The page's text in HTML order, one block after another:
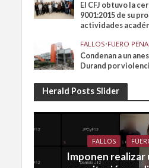
El CFJ obtuvo la
9001:2015 de su
actividades
FALLOS•FUERO
Condenan a un
Durand por
Herald Posts Slider
FALLOS
Imponen realizar